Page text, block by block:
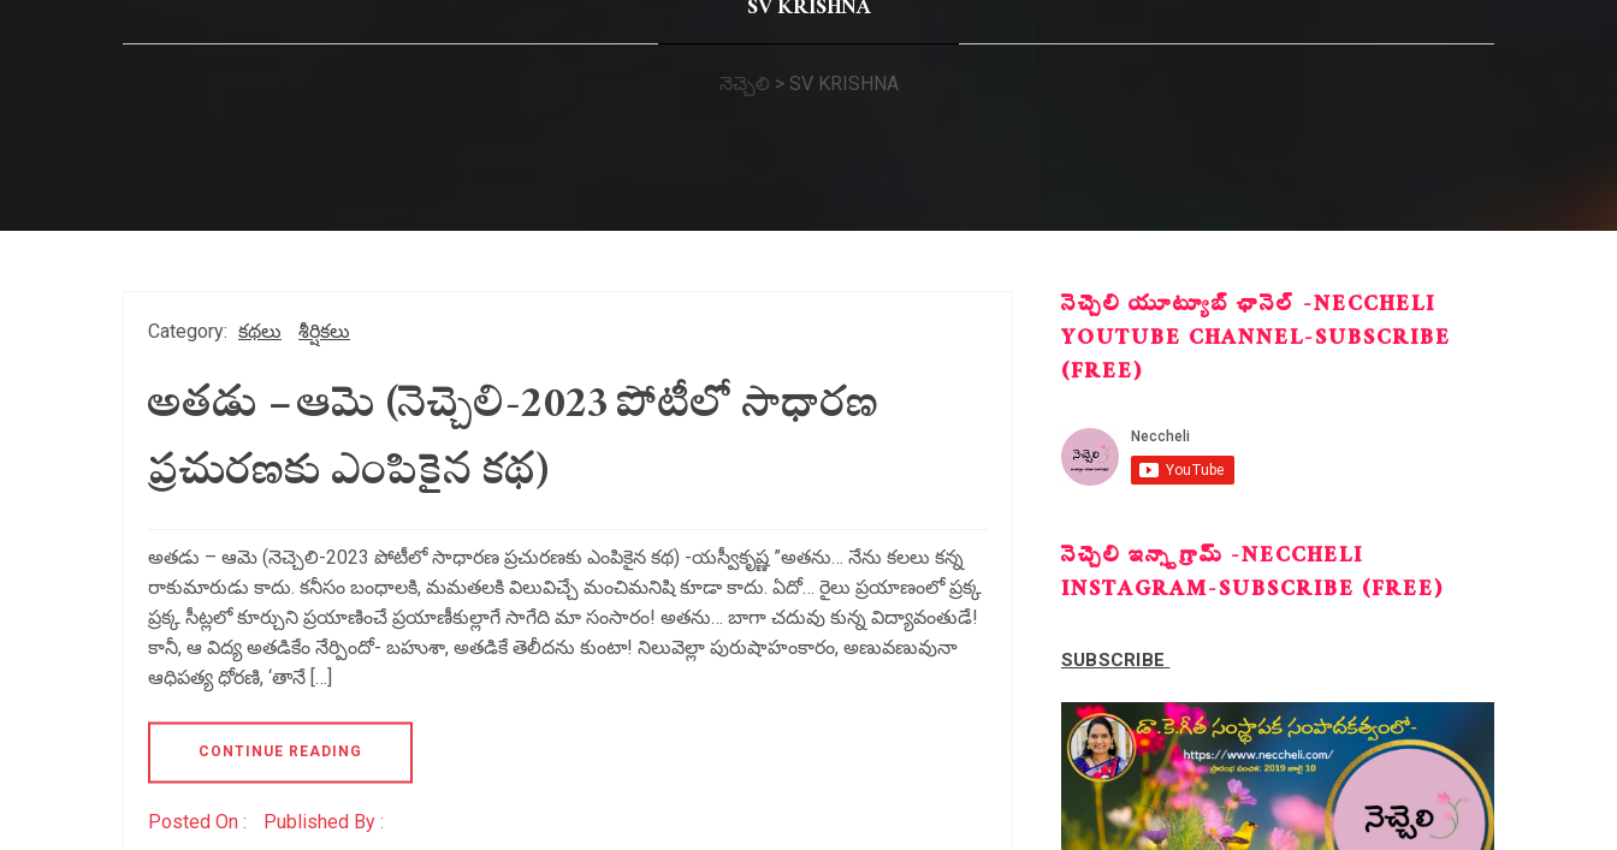
SV KRISHNA
నెచ్చెలి > SV KRISHNA
Category: కథలు శీర్షికలు
అతడు – ఆమె (నెచ్చెలి-2023 పోటీలో సాధారణ
ప్రచురణకు ఎంపికైన కథ)
అతడు – ఆమె (నెచ్చెలి-2023 పోటీలో సాధారణ ప్రచురణకు ఎంపికైన కథ) -యస్వీకృష్ణ ”అతను… నేను కలలు కన్న
రాకుమారుడు కాదు. కనీసం బంధాలకి, మమతలకి విలువిచ్చే మంచిమనిషి కూడా కాదు. ఏదో… రైలు ప్రయాణంలో ప్రక్క
ప్రక్క సీట్లలో కూర్చుని ప్రయాణించే ప్రయాణీకుల్లాగే సాగేది మా సంసారం! అతను… బాగా చదువు కున్న విద్యావంతుడే!
కానీ, ఆ విద్య అతడికేం నేర్పిందో- బహుశా, అతడికే తెలీదను కుంటా! నిలువెల్లా పురుషాహంకారం, అణువణువునా
ఆధిపత్య ధోరణి, ‘తానే […]
CONTINUE READING
Posted On : Published By :
నెచ్చెలి యూట్యూబ్ ఛానెల్ -NECCHELI
YOUTUBE CHANNEL-SUBSCRIBE
(FREE)
నెచ్చెలి ఇన్స్టాగ్రామ్ -NECCHELI
INSTAGRAM-SUBSCRIBE (FREE)
SUBSCRIBE